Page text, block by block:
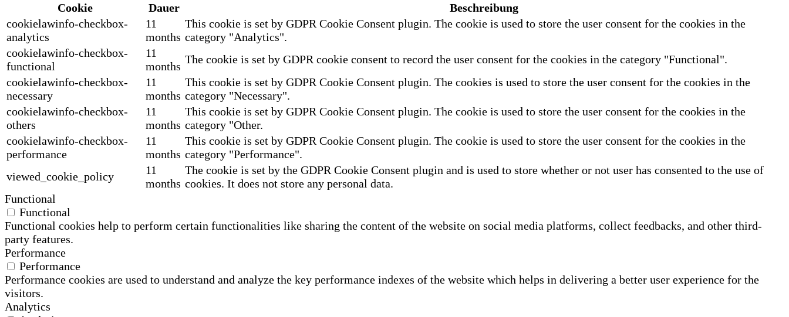
Cookie
Dauer
Beschreibung
cookielawinfo-checkbox-
analytics
11
months
This cookie is set by GDPR Cookie Consent plugin. The cookie is used to store the user consent for the cookies in the
category "Analytics".
cookielawinfo-checkbox-
functional
11
months
The cookie is set by GDPR cookie consent to record the user consent for the cookies in the category "Functional".
cookielawinfo-checkbox-
necessary
11
months
This cookie is set by GDPR Cookie Consent plugin. The cookies is used to store the user consent for the cookies in the
category "Necessary".
cookielawinfo-checkbox-
others
11
months
This cookie is set by GDPR Cookie Consent plugin. The cookie is used to store the user consent for the cookies in the
category "Other.
cookielawinfo-checkbox-
performance
11
months
This cookie is set by GDPR Cookie Consent plugin. The cookie is used to store the user consent for the cookies in the
category "Performance".
viewed_cookie_policy
11
months
The cookie is set by the GDPR Cookie Consent plugin and is used to store whether or not user has consented to the use of
cookies. It does not store any personal data.
Functional
Functional
Functional cookies help to perform certain functionalities like sharing the content of the website on social media platforms, collect feedbacks, and other third-
party features.
Performance
Performance
Performance cookies are used to understand and analyze the key performance indexes of the website which helps in delivering a better user experience for the
visitors.
Analytics